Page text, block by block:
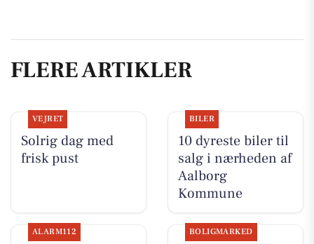
FLERE ARTIKLER
VEJRET
Solrig dag med
frisk pust
BILER
10 dyreste biler til
salg i nærheden af
Aalborg
Kommune
ALARM112 BOLIGMARKED